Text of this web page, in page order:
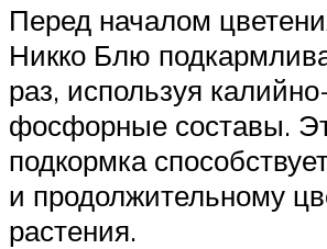
Перед началом
Никко Блю
раз, используя
фосфорные составы.
подкормка
и продолжительному
растения.